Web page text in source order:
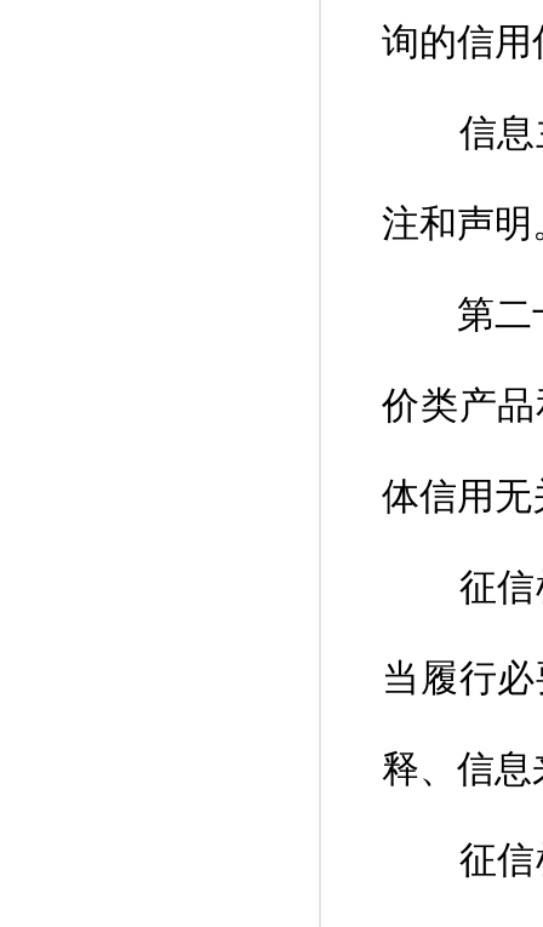
询的信
信息主
注和声明
第二十
价类产
体信用
征信机
当履行
释、信
征信机